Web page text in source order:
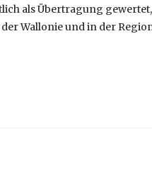
als Übertragung
Wallonie und in der